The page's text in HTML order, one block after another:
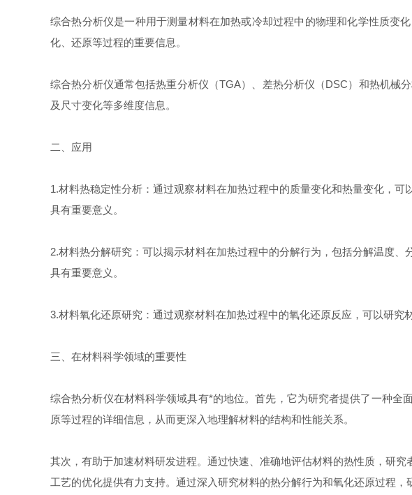
综合热分析仪是一种用于测量材料在加热或冷却过程中的物理和化学性质变
化、还原等过程的重要信息。
综合热分析仪通常包括热重分析仪（TGA）、差热分析仪（DSC）和热机械
及尺寸变化等多维度信息。
二、应用
1.材料热稳定性分析：通过观察材料在加热过程中的质量变化和热量变化，
具有重要意义。
2.材料热分解研究：可以揭示材料在加热过程中的分解行为，包括分解温度
具有重要意义。
3.材料氧化还原研究：通过观察材料在加热过程中的氧化还原反应，可以研
三、在材料科学领域的重要性
综合热分析仪在材料科学领域具有*的地位。首先，它为研究者提供了一种
原等过程的详细信息，从而更深入地理解材料的结构和性能关系。
其次，有助于加速材料研发进程。通过快速、准确地评估材料的热性质，研
工艺的优化提供有力支持。通过深入研究材料的热分解行为和氧化还原过程，